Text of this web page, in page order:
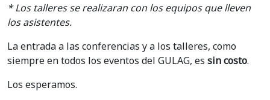
* Los talleres se realizaran con los equipos que lleven
los asistentes.
La entrada a las conferencias y a los talleres, como
siempre en todos los eventos del GULAG, es sin costo.
Los esperamos.